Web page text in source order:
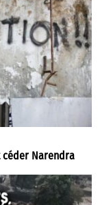
Narendra